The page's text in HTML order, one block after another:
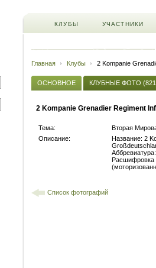
КЛУБЫ УЧАСТНИКИ
Главная Клубы 2 Kompanie
ОСНОВНОЕ КЛУБНЫЕ ФОТО
2 Kompanie Grenadier Regiment
Тема:
Вторая
Описание:
Название: 2
Расшифровка
Список фотографий